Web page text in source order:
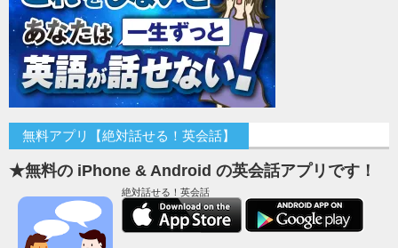
無料アプリ【絶対話せる！英会話】
★無料の iPhone & Android の英会話アプリです！
絶対話せる！英会話